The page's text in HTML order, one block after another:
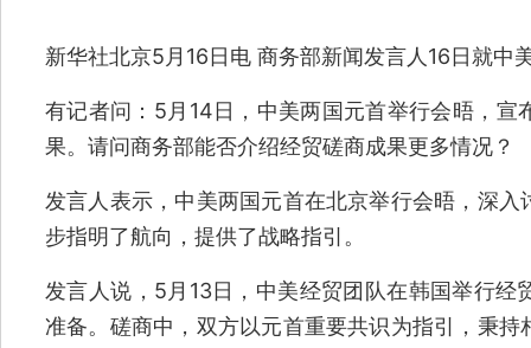
新华社北京5月16日电 商务部新闻发言人16日就中
有记者问：5月14日，中美两国元首举行会晤，宣
果。请问商务部能否介绍经贸磋商成果更多情况？
发言人表示，中美两国元首在北京举行会晤，深
步指明了航向，提供了战略指引。
发言人说，5月13日，中美经贸团队在韩国举行
准备。磋商中，双方以元首重要共识为指引，秉